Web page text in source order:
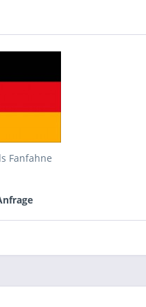
Fanfahne